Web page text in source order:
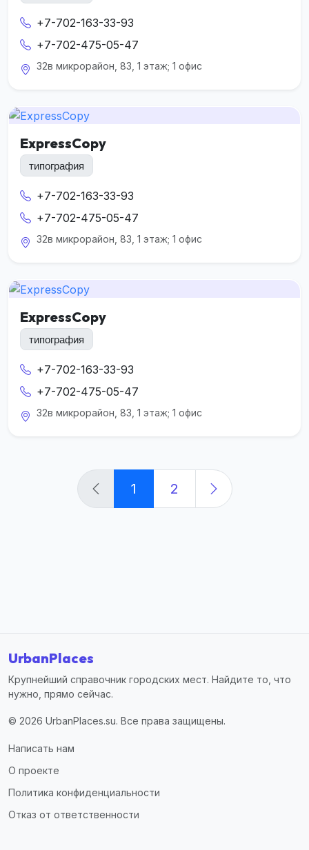
+7-702-163-33-93
+7-702-475-05-47
32в микрорайон, 83, 1 этаж; 1 офис
ExpressCopy
типография
+7-702-163-33-93
+7-702-475-05-47
32в микрорайон, 83, 1 этаж; 1 офис
ExpressCopy
типография
+7-702-163-33-93
+7-702-475-05-47
32в микрорайон, 83, 1 этаж; 1 офис
1 2
UrbanPlaces
Крупнейший справочник городских мест. Найдите то, что
нужно, прямо сейчас.
© 2026 UrbanPlaces.su. Все права защищены.
Написать нам
О проекте
Политика конфиденциальности
Отказ от ответственности